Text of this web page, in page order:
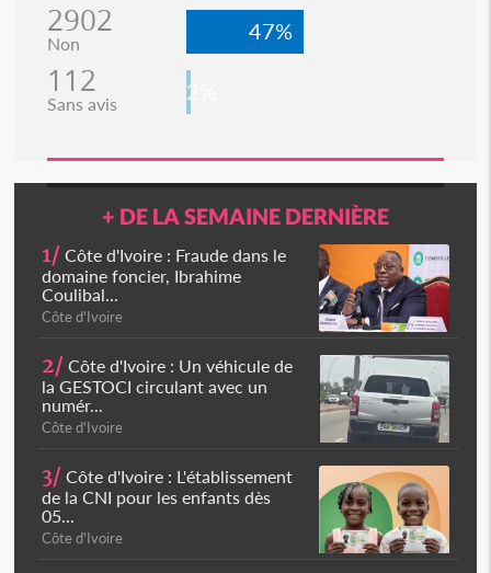
2902
Non 47%
112
Sans avis 2%
+ DE LA SEMAINE DERNIÈRE
1/ Côte d'Ivoire : Fraude dans le
domaine foncier, Ibrahime
Coulibal...
Côte d'Ivoire
2/ Côte d'Ivoire : Un véhicule de
la GESTOCI circulant avec un
numér...
Côte d'Ivoire
3/ Côte d'Ivoire : L'établissement
de la CNI pour les enfants dès
05...
Côte d'Ivoire